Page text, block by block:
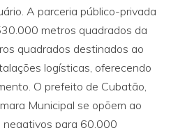
A parceria público-privada
metros quadrados da
quadrados destinados ao
logísticas, oferecendo
O prefeito de Cubatão,
Municipal se opõem ao
para 60.000